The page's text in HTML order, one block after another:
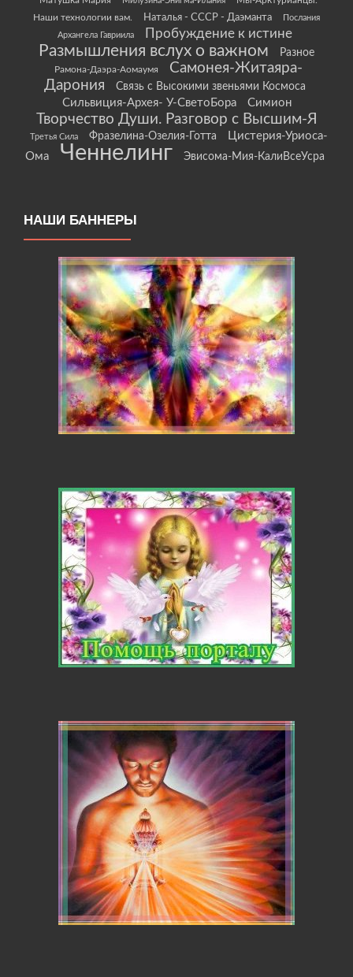
Наши технологии вам.
Наталья - СССР - Даэманта
Послания
Архангела Гавриила
Пробуждение к истине
Размышления вслух о важном Разное
Рамона-Даэра-Аомаумя
Самонея-Житаяра-
Дарония
Связь с Высокими звеньями Космоса
Сильвиция-Архея- У-СветоБора Симион
Творчество Души. Разговор с Высшим-Я
Третья Сила Фразелина-Озелия-Готта
Цистерия-Уриоса-
Ома
Ченнелинг Эвисома-Мия-КалиВсеУсра
НАШИ БАННЕРЫ